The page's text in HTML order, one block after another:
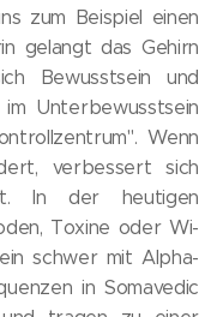
zum Beispiel einen
gelangt das Gehirn
Bewusstsein und
Unterbewusstsein
Wenn
verbessert sich
In der heutigen
Toxine oder Wi-
schwer mit Alpha-
in Somavedic